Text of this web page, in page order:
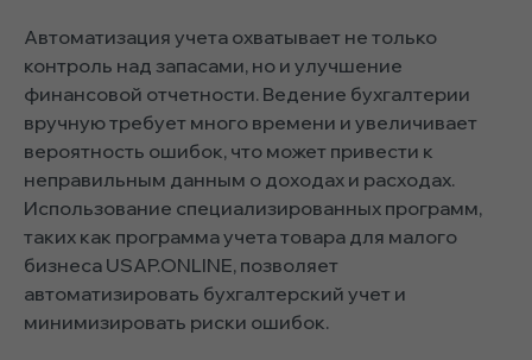
Автоматизация учета охватывает не только
контроль над запасами, но и улучшение
финансовой отчетности. Ведение бухгалтерии
вручную требует много времени и увеличивает
вероятность ошибок, что может привести к
неправильным данным о доходах и расходах.
Использование специализированных программ,
таких как программа учета товара для малого
бизнеса USAP.ONLINE, позволяет
автоматизировать бухгалтерский учет и
минимизировать риски ошибок.